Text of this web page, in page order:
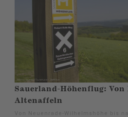
Sauerland-Höhenflug: Von
Altenaffeln
Von Neuenrade-Wilhelmshöhe bis